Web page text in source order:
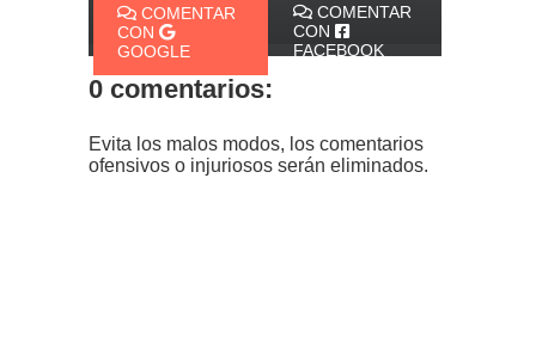
COMENTAR
CON
GOOGLE
COMENTAR
CON
FACEBOOK
0 comentarios:
Evita los malos modos, los comentarios
ofensivos o injuriosos serán eliminados.